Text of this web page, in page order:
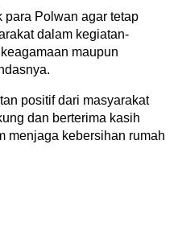
para Polwan agar tetap
dalam kegiatan-
maupun
positif dari masyarakat
dan berterima kasih
menjaga kebersihan rumah